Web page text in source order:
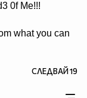
0f Me!!!
what you can
СЛЕДВАЙ19